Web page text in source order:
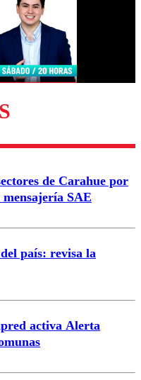
Enviar comentario
de Carahue por
SAE
país: revisa la
activa Alerta